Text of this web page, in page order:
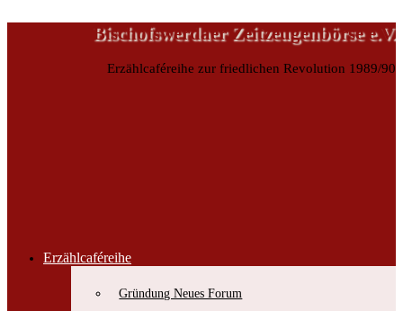
Bischofswerdaer Zeitzeugenbörse e.V.
Erzählcaféreihe zur friedlichen Revolution 1989/90
Erzählcaféreihe
Gründung Neues Forum